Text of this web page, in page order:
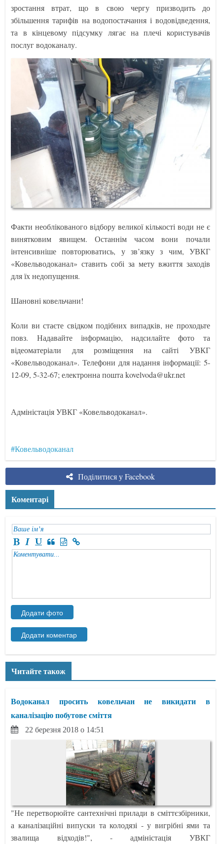
зростання втрат, що в свою чергу призводить до
збільшення тарифів на водопостачання і водовідведення,
та в кінцевому підсумку лягає на плечі користувачів
послуг водоканалу.
Факти необлікованого відбору великої кількості води не є
винятковим явищем. Останнім часом вони почали
інтенсивніше повторюватись, у зв’язку з чим, УВКГ
«Ковельводоканал» ставить собі за мету вжиття заходів
для їх недопущення.
Шановні ковельчани!
Коли ви стаєте свідком подібних випадків, не проходьте
повз. Надавайте інформацію, надсилайте фото та
відеоматеріали для розміщення на сайті УВКГ
«Ковельводоканал». Телефони для надання інформації: 5-
12-09, 5-32-67; електронна пошта kovelvoda@ukr.net
Адміністація УВКГ «Ковельводоканал».
#Ковельводоканал
Поділитися у Facebook
Коментарі
Читайте також
Водоканал просить ковельчан не викидати в
каналізацію побутове сміття
22 березня 2018 о 14:51
"Не перетворюйте сантехнічні прилади в сміттєзбірники,
а каналізаційні випуски та колодязі - у вигрібні ями та
звалища відходів!", - адміністація УВКГ